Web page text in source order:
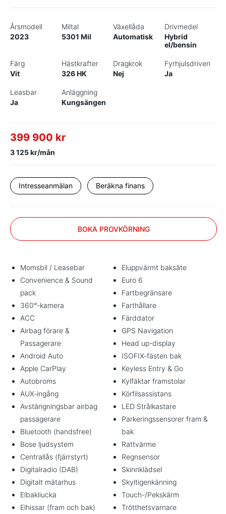
Årsmodell
2023
Miltal
5301 Mil
Växellåda
Automatisk
Drivmedel
Hybrid
el/bensin
Färg
Vit
Hästkrafter
326 HK
Dragkrok
Nej
Fyrhjulsdriven
Ja
Leasbar
Ja
Anläggning
Kungsängen
399 900 kr
3 125 kr/mån
Intresseanmälan Beräkna finans
BOKA PROVKÖRNING
Momsbil / Leasebar
Convenience & Sound
pack
360°-kamera
ACC
Airbag förare &
Passagerare
Android Auto
Apple CarPlay
Autobroms
AUX-ingång
Avstängningsbar airbag
passagerare
Bluetooth (handsfree)
Bose ljudsystem
Centrallås (fjärrstyrt)
Digitalradio (DAB)
Digitalt mätarhus
Elbakliucka
Elhissar (fram och bak)
Eluppvärmt baksäte
Euro 6
Fartbegränsare
Farthållare
Färddator
GPS Navigation
Head up-display
ISOFIX-fästen bak
Keyless Entry & Go
Kylfäktar framstolar
Körfilsassistans
LED Strålkastare
Parkeringssensorer fram &
bak
Rattvärme
Regnsensor
Skinnklädsel
Skyltigenkänning
Touch-/Pekskärm
Trötthetsvarnare